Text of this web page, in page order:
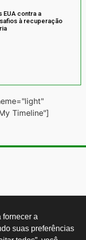
EUA contra a
à recuperação
Timeline"]
fornecer a
suas preferências